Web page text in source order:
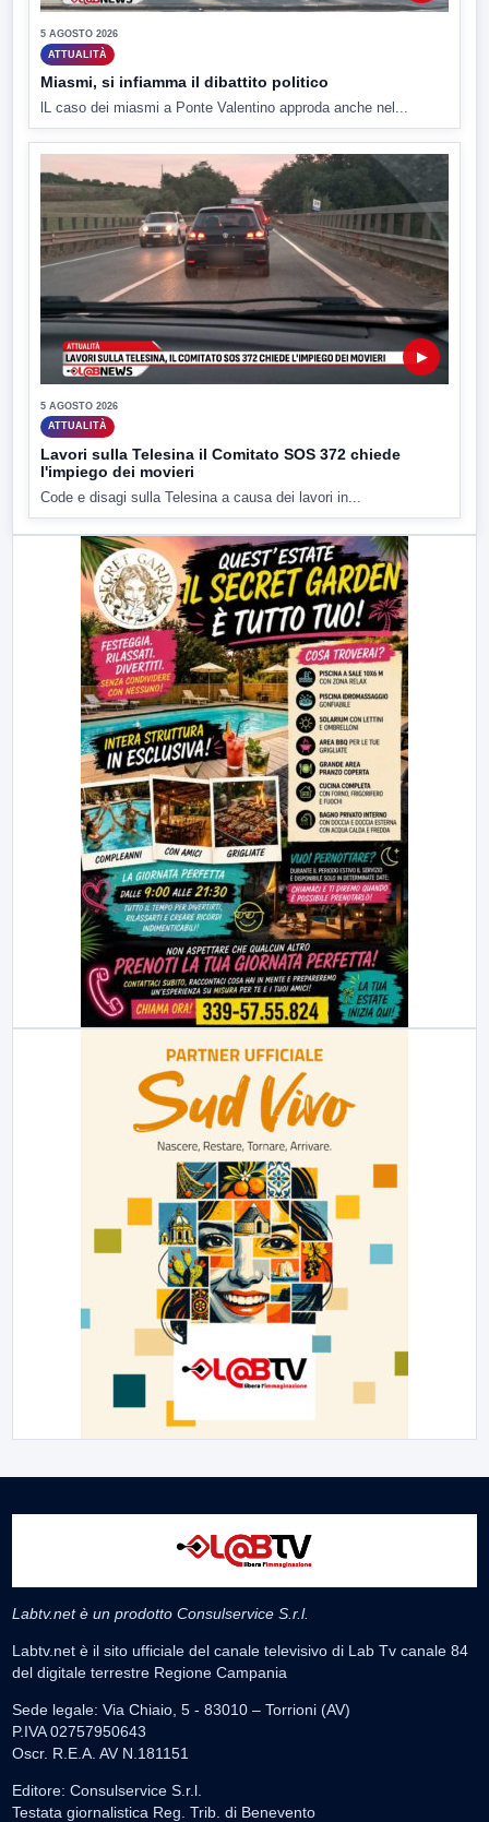
5 AGOSTO 2026
ATTUALITÀ
Miasmi, si infiamma il dibattito politico
lL caso dei miasmi a Ponte Valentino approda anche nel...
▶
5 AGOSTO 2026
ATTUALITÀ
Lavori sulla Telesina il Comitato SOS 372 chiede
l'impiego dei movieri
Code e disagi sulla Telesina a causa dei lavori in...
Labtv.net è un prodotto Consulservice S.r.l.
Labtv.net è il sito ufficiale del canale televisivo di Lab Tv canale 84
del digitale terrestre Regione Campania
Sede legale: Via Chiaio, 5 - 83010 – Torrioni (AV)
P.IVA 02757950643
Oscr. R.E.A. AV N.181151
Editore: Consulservice S.r.l.
Testata giornalistica Reg. Trib. di Benevento